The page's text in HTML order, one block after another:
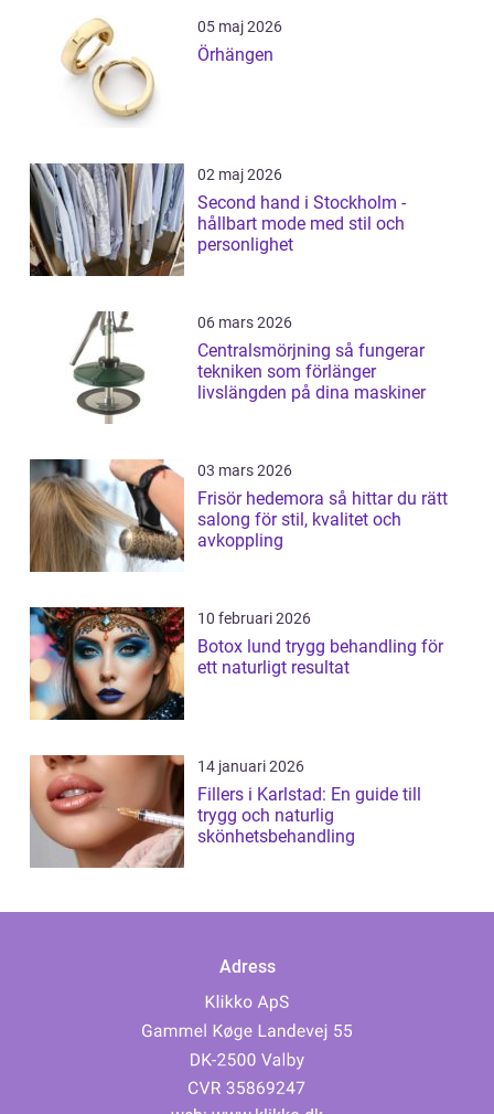
05 maj 2026
Örhängen
02 maj 2026
Second hand i Stockholm -
hållbart mode med stil och
personlighet
06 mars 2026
Centralsmörjning så fungerar
tekniken som förlänger
livslängden på dina maskiner
03 mars 2026
Frisör hedemora så hittar du rätt
salong för stil, kvalitet och
avkoppling
10 februari 2026
Botox lund trygg behandling för
ett naturligt resultat
14 januari 2026
Fillers i Karlstad: En guide till
trygg och naturlig
skönhetsbehandling
Adress